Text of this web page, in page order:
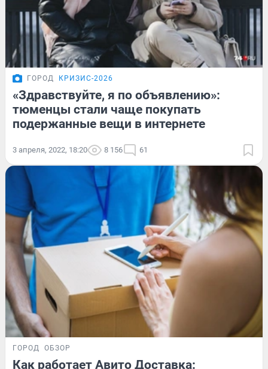
ГОРОД КРИЗИС-2026
«Здравствуйте, я по объявлению»:
тюменцы стали чаще покупать
подержанные вещи в интернете
3 апреля, 2022, 18:20 8 156 61
ГОРОД ОБЗОР
Как работает Авито Доставка: